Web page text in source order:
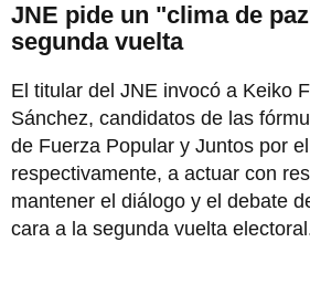
JNE pide un "clima de
segunda vuelta
El titular del JNE invocó a Keiko
Sánchez, candidatos de las
de Fuerza Popular y Juntos por
respectivamente, a actuar con
mantener el diálogo y el debate
cara a la segunda vuelta